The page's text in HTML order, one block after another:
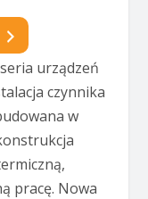
urządzeń
czynnika
w
pracę. Nowa